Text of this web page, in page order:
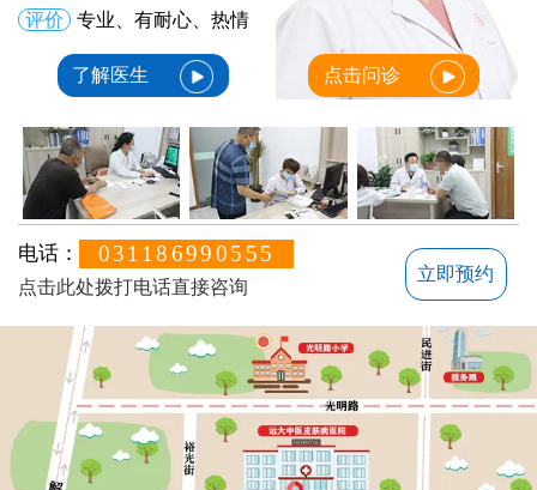
评价
专业、有耐心、热情
了解医生 点击问诊
电话： 031186990555
点击此处拨打电话直接咨询
立即预约